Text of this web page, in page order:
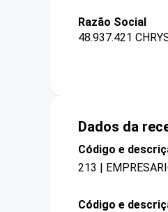
Razão Social
48.937.421
Dados da
Código e
213 |
Código e